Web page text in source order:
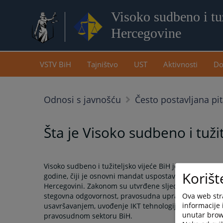
Visoko sudbeno i
Hercegovine
VSTV BiH Tajništvo UST Aktivnosti
Odnosi s javnošću Često postavljana
Šta je Visoko sudbeno i
Visoko sudbeno i tužiteljsko vijeće BiH je neovisna
godine, čiji je osnovni mandat uspostavljanje i
Hercegovini. Zakonom su utvrđene sljedeće
stegovna odgovornost, pravosudna uprava i
usavršavanjem, uvođenje IKT tehnologija, kao i
pravosudnom sektoru BiH.
Ova web
informacije
unutar